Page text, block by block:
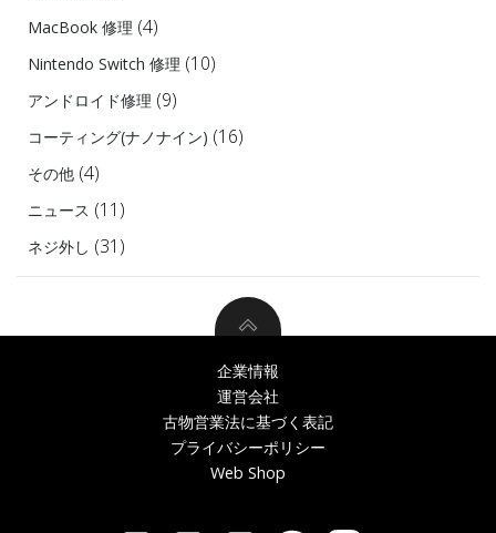
MacBook 修理 (4)
Nintendo Switch 修理 (10)
アンドロイド修理 (9)
コーティング(ナノナイン) (16)
その他 (4)
ニュース (11)
ネジ外し (31)
企業情報
運営会社
古物営業法に基づく表記
プライバシーポリシー
Web Shop